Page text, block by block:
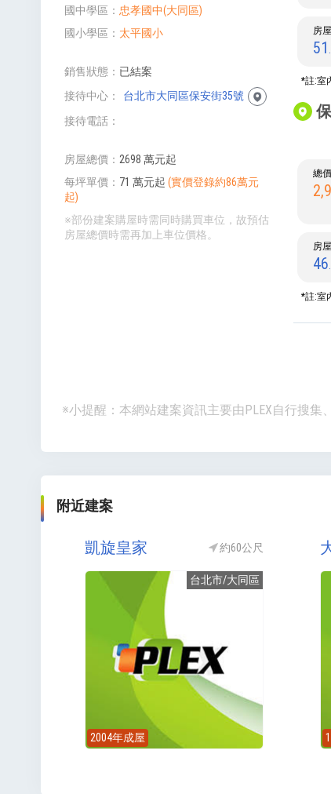
國中學區
忠孝國中(大同區)
國小學區
太平國小
銷售狀態
已結案
接待中心
台北市大同區保安街35號
接待電話
房屋總價
2698 萬元起
每坪單價
71 萬元起 (實價登錄約86萬元
起)
※部份建案購屋時需同時購買車位，故預估
房屋總價時需再加上車位價格。
房
51
*註:室
總
房
46
*註:室
※小提醒：本網站建案資訊主要由PLEX自行搜
附近建案
凱旋皇家 約60公尺
台北市/大同區
2004年成屋